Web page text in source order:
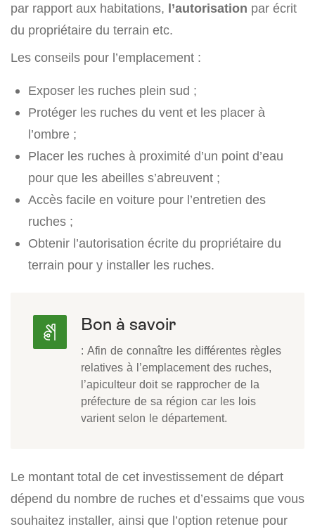
par rapport aux habitations, l’autorisation par écrit
du propriétaire du terrain etc.
Les conseils pour l’emplacement :
Exposer les ruches plein sud ;
Protéger les ruches du vent et les placer à
l’ombre ;
Placer les ruches à proximité d’un point d’eau
pour que les abeilles s’abreuvent ;
Accès facile en voiture pour l’entretien des
ruches ;
Obtenir l’autorisation écrite du propriétaire du
terrain pour y installer les ruches.
Bon à savoir
: Afin de connaître les différentes règles
relatives à l’emplacement des ruches,
l’apiculteur doit se rapprocher de la
préfecture de sa région car les lois
varient selon le département.
Le montant total de cet investissement de départ
dépend du nombre de ruches et d’essaims que vous
souhaitez installer, ainsi que l’option retenue pour